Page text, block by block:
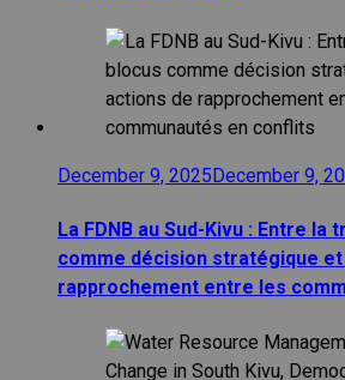
December 9, 2025December 9,
La FDNB au Sud-Kivu : Entre la
comme décision stratégique
rapprochement entre les